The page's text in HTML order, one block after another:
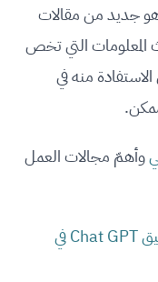
جديد من مقالات
المعلومات التي تخص
منه في
وأهمّ مجالات العمل
22 طريقة للاستفادة من تطبيق Chat GPT في